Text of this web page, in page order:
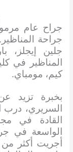
جراح عام
جراحة
جلين إيجلز،
المناظير في
كيم، مومباي.
السريري، درب
القادة في
الواسعة في